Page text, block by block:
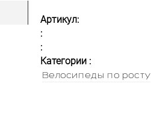
Артикул:
:
:
Категории :
Велосипеды по росту